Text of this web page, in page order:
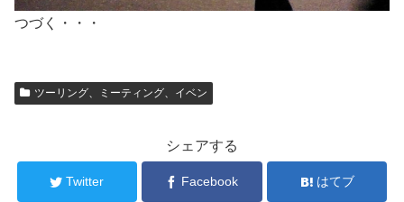
つづく・・・
ツーリング、ミーティング、イベン
シェアする
Twitter Facebook はてブ